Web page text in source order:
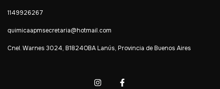
1149926267
quimicaapmsecretaria@hotmail.com
Cnel. Warnes 3024, B1824OBA Lanús, Provincia de Buenos Aires